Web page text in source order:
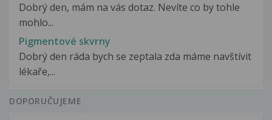
Dobrý den, mám na vás dotaz. Nevíte co by tohle
mohlo...
Pigmentové skvrny
Dobrý den ráda bych se zeptala zda máme navštívit
lékaře,...
DOPORUČUJEME